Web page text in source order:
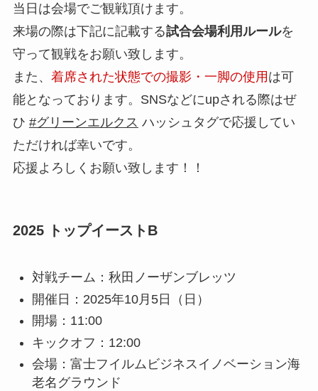
当日は会場でご観戦頂けます。
来場の際は下記に記載する試合会場利用ルールを
守って観戦をお願い致します。
また、 着席された状態での撮影・一脚の使用 は可
能となっております。SNSなどにupされる際はぜ
ひ #グリーンエルクス ハッシュタグで応援してい
ただければ幸いです。
応援よろしくお願い致します！！
2025 トップイーストB
対戦チーム：秋田ノーザンブレッツ
開催日：2025年10月5日（日）
開場：11:00
キックオフ：12:00
会場：富士フイルムビジネスイノベーション海
老名グラウンド